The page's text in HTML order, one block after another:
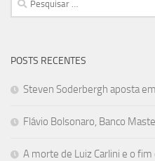
por:
POSTS RECENTES
Steven Soderbergh aposta
Flávio Bolsonaro, Banco
A morte de Luiz Carlini e o